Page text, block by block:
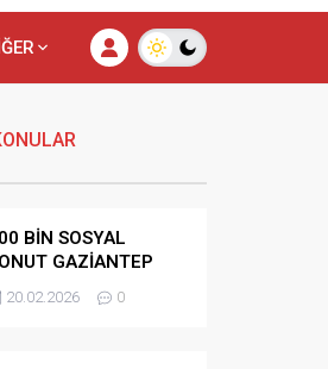
BİN SOSYAL
GAZİANTEP
SAHİPLİĞİ
KURASI-
20.02.2026 0